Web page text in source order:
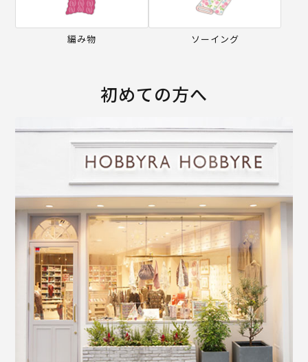
編み物 ソーイング
初めての方へ